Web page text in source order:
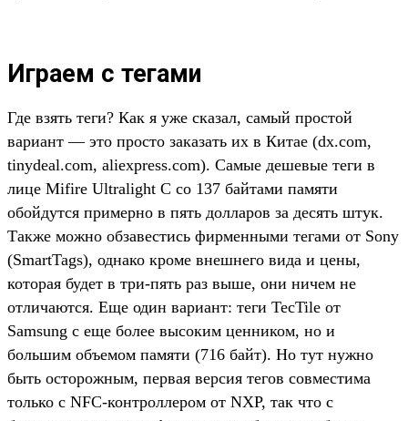
Играем с тегами
Где взять теги? Как я уже сказал, самый простой
вариант — это просто заказать их в Китае (dx.com,
tinydeal.com, aliexpress.com). Самые дешевые теги в
лице Mifire Ultralight C со 137 байтами памяти
обойдутся примерно в пять долларов за десять штук.
Также можно обзавестись фирменными тегами от Sony
(SmartTags), однако кроме внешнего вида и цены,
которая будет в три-пять раз выше, они ничем не
отличаются. Еще один вариант: теги TecTile от
Samsung с еще более высоким ценником, но и
большим объемом памяти (716 байт). Но тут нужно
быть осторожным, первая версия тегов совместима
только с NFC-контроллером от NXP, так что с